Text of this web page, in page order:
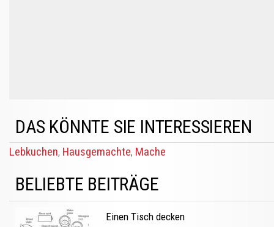
DAS KÖNNTE SIE INTERESSIEREN
Lebkuchen, Hausgemachte, Mache
BELIEBTE BEITRÄGE
Einen Tisch decken